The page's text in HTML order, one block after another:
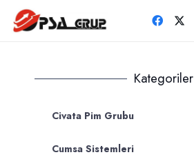
Kategoriler
Civata Pim Grubu
Cumsa Sistemleri